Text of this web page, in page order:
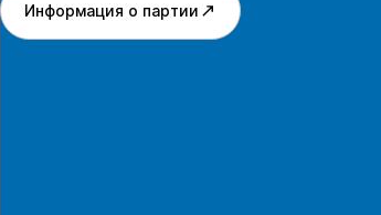
Информация о партии